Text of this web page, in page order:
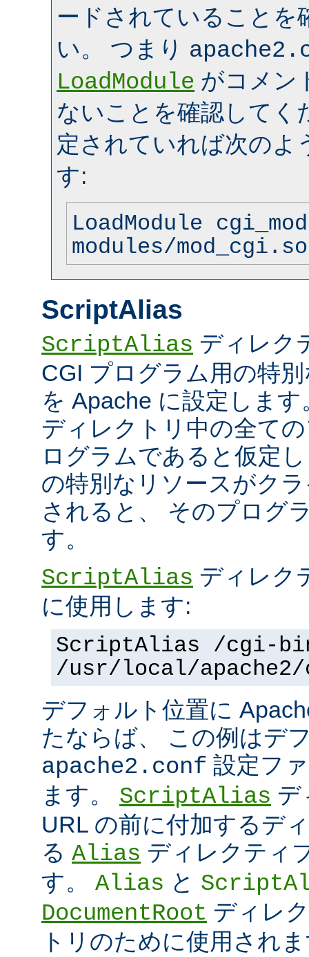
ードされていることを
い。 つまり
LoadModule がコメン
ないことを確認してく
定されていれば次のよ
す:
LoadModule
modules/mod_cgi.so
ScriptAlias
ScriptAlias ディレク
CGI プログラム用の特
を Apache に設定しま
ディレクトリ中の全て
ログラムであると仮定
の特別なリソースがク
されると、 そのプログ
す。
ScriptAlias ディレク
に使用します:
ScriptAlias /cgi-
/usr/local/
デフォルト位置に
たならば、 この例はデ
apache2.conf 設定フ
ます。 ScriptAlias デ
URL の前に付加するデ
る Alias ディレクティ
す。 Alias と
DocumentRoot ディレ
トリのために使用され